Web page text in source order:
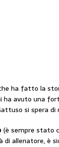
ha fatto la
avuto una
si spera
(è sempre stato
allenatore, è